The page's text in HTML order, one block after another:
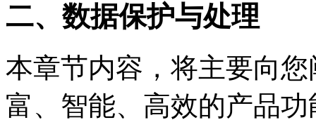
二、数据保护与处理
本章节内容，将主要向
富、智能、高效的产品